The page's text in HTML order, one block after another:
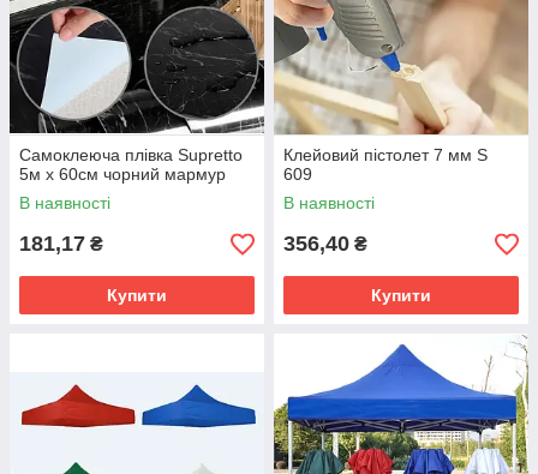
Самоклеюча плівка Supretto
5м х 60см чорний мармур
В наявності
181,17 ₴
Купити
Клейовий пістолет 7 мм S
609
В наявності
356,40 ₴
Купити